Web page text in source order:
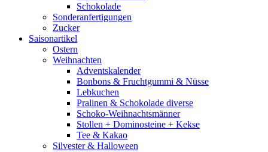
Schokolade
Sonderanfertigungen
Zucker
Saisonartikel
Ostern
Weihnachten
Adventskalender
Bonbons & Fruchtgummi & Nüsse
Lebkuchen
Pralinen & Schokolade diverse
Schoko-Weihnachtsmänner
Stollen + Dominosteine + Kekse
Tee & Kakao
Silvester & Halloween